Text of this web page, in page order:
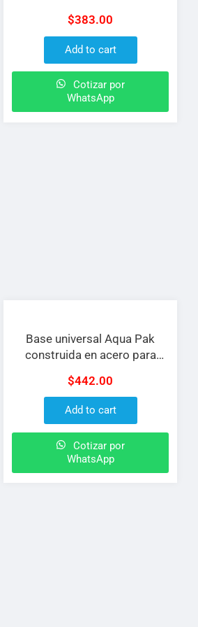
tanques de 24 LTS
$383.00
Add to cart
Cotizar por
WhatsApp
Base universal Aqua Pak
construida en acero para
tanque precargado
$442.00
Add to cart
Cotizar por
WhatsApp